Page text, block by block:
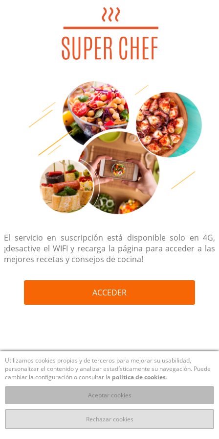
Utilizamos cookies propias y de terceros para mejorar su usabilidad,
personalizar el contenido y analizar estadísticamente su navegación. Puede
cambiar la configuración o consultar la política de cookies.
Aceptar cookies
Rechazar cookies
El servicio en suscripción está disponible solo en 4G,
¡desactive el WIFI y recarga la página para acceder a las
mejores recetas y consejos de cocina!
ACCEDER